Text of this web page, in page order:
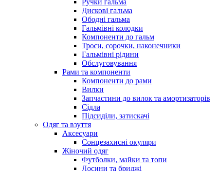
Ручки гальма
Дискові гальма
Ободні гальма
Гальмівні колодки
Компоненти до гальм
Троси, сорочки, наконечники
Гальмівні рідини
Обслуговування
Рами та компоненти
Компоненти до рами
Вилки
Запчастини до вилок та амортизаторів
Сідла
Підсиділи, затискачі
Одяг та взуття
Аксесуари
Сонцезахисні окуляри
Жіночий одяг
Футболки, майки та топи
Лосини та бриджі